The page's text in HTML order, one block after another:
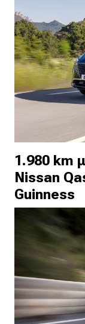
1.980 km
Nissan
Guinness